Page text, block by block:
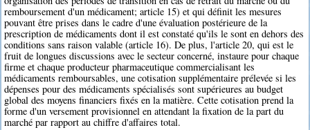
remboursement d'un médicament; article 15) et qui définit les mesures
pouvant être prises dans le cadre d'une évaluation postérieure de la
prescription de médicaments dont il est constaté qu'ils le sont en dehors des
conditions sans raison valable (article 16). De plus, l'article 20, qui est le
fruit de longues discussions avec le secteur concerné, instaure pour chaque
firme et chaque producteur pharmaceutique commercialisant les
médicaments remboursables, une cotisation supplémentaire prélevée si les
dépenses pour des médicaments spécialisés sont supérieures au budget
global des moyens financiers fixés en la matière. Cette cotisation prend la
forme d'un versement provisionnel en attendant la fixation de la part du
marché par rapport au chiffre d'affaires total.